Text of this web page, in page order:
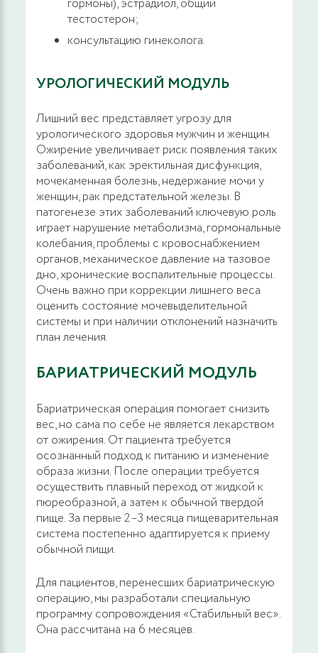
гормоны), эстрадиол, общий
тестостерон;
консультацию гинеколога.
УРОЛОГИЧЕСКИЙ МОДУЛЬ
Лишний вес представляет угрозу для
урологического здоровья мужчин и женщин.
Ожирение увеличивает риск появления таких
заболеваний, как эректильная дисфункция,
мочекаменная болезнь, недержание мочи у
женщин, рак предстательной железы. В
патогенезе этих заболеваний ключевую роль
играет нарушение метаболизма, гормональные
колебания, проблемы с кровоснабжением
органов, механическое давление на тазовое
дно, хронические воспалительные процессы.
Очень важно при коррекции лишнего веса
оценить состояние мочевыделительной
системы и при наличии отклонений назначить
план лечения.
БАРИАТРИЧЕСКИЙ МОДУЛЬ
Бариатрическая операция помогает снизить
вес, но сама по себе не является лекарством
от ожирения. От пациента требуется
осознанный подход к питанию и изменение
образа жизни. После операции требуется
осуществить плавный переход от жидкой к
пюреобразной, а затем к обычной твердой
пище. За первые 2–3 месяца пищеварительная
система постепенно адаптируется к приему
обычной пищи.
Для пациентов, перенесших бариатрическую
операцию, мы разработали специальную
программу сопровождения «Стабильный вес».
Она рассчитана на 6 месяцев.